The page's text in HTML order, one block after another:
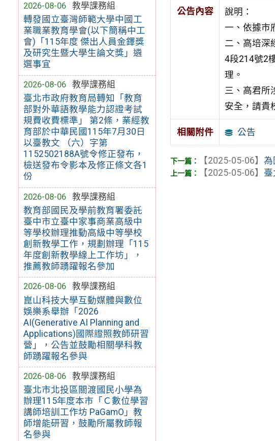
2026-08-06
教學課務組
轉發國立臺灣師範大學中國工
業職業教育學會(以下簡稱中工
會)「115年度 傑出人員金鐸獎
及研究生暨大學生論文獎」遴
選事宜
2026-08-06
教學課務組
臺北市政府教育局轉知「教育
部對外華語教學能力認證考試
規費收費標準」 第2條，業經教
育部於中華民國115年7月30日
以臺教文 （六）字第
1152502188A號令修正發布，
檢送發布令影本及修正條文各1
份
2026-08-06
教學課務組
教育部國民及學前教育署委託
臺中市立臺中家事商業高級中
等學校辦理推動高級中等學校
創新教學工作，規劃辦理「115
年度創新教學線上工作坊」，
推薦教師踴躍報名參加
2026-08-06
教學課務組
崑山科技大學互動媒體與數位
娛樂系舉辦「2026
AI(Generative AI Planning and
Applications)國際證照教師研習
營」，公告並鼓勵相關學科教
師踴躍報名參與
2026-08-06
教學課務組
臺北市北投區關渡國民小學為
辦理115年度本市「Ｃ數位學習
講師培訓工作坊 PaGamO」教
師增能研習，鼓勵所屬教師報
名參與
公告內容
說明：
一、依據市
二、高培深
4段214號2
理。
三、高君所
安全，請貴
相關附件 公告
【2025-05-06】為
【2025-05-06】